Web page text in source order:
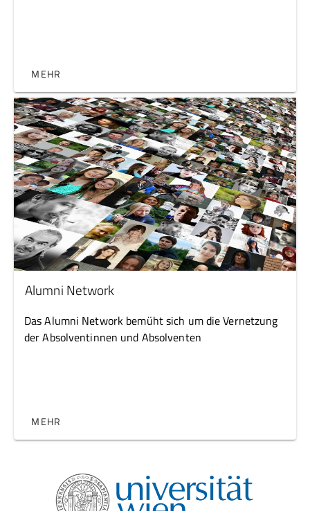
MEHR
Alumni Network
Das Alumni Network bemüht sich um die Vernetzung
der Absolventinnen und Absolventen
MEHR